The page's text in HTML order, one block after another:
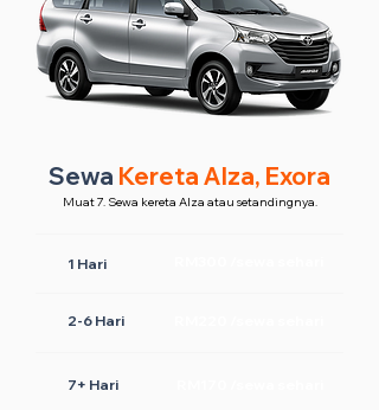
Sewa Kereta Alza, Exora
Muat 7. Sewa kereta Alza atau setandingnya.
1 Hari
2-6 Hari
7+ Hari